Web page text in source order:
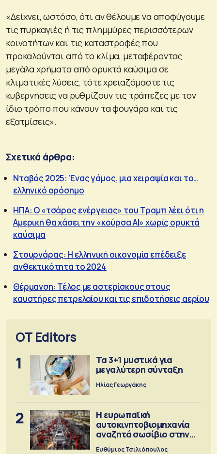
«Δείχνει, ωστόσο, ότι αν θέλουμε να αποφύγουμε
τις πυρκαγιές ή τις πλημμύρες περισσότερων
κοινοτήτων και τις καταστροφές που
προκαλούνται από το κλίμα, μεταφέροντας
μεγάλα χρήματα από ορυκτά καύσιμα σε
κλιματικές λύσεις, τότε χρειαζόμαστε τις
κυβερνήσεις να ρυθμίζουν τις τράπεζες με τον
ίδιο τρόπο που κάνουν τα φουγάρα και τις
εξατμίσεις».
Σχετικά άρθρα:
Νταβός 2025: Ένας γάμος, μια χειραψία και το…
ελληνικό ορόσημο
ΗΠΑ: Ο «τσάρος ενέργειας» του Τραμπ λέει ότι η
Αμερική θα χάσει την «κούρσα AI» χωρίς ορυκτά
καύσιμα
Στουρνάρας: Η ελληνική οικονομία επέδειξε
ανθεκτικότητα το 2024
Θέρμανση: Τέλος με αστερίσκους στους
καυστήρες πετρελαίου και τις επιδοτήσεις αερίου
OT Editors
1
Τα 3+1 μυστικά για
μεγαλύτερη σύνταξη
Ηλίας Γεωργάκης
2
Η ευρωπαϊκή
αυτοκινητοβιομηχανία
αναζητά σωσίβιο στην
Κίνα
Ευθύμιος Τσιλιόπουλος